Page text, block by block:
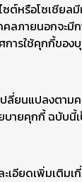
ไซต์หรือโซเชี
ลภายนอกจะ
การใช้คุกกี้ขอ
ลี่ยนแปลงตาม
ายคุกกี้ ฉบับนี้เ
ะเอียดเพิ่มเ